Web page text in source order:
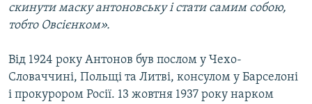
скинути маску антоновську і стати самим собою,
тобто Овсієнком».
Від 1924 року Антонов був послом у Чехо-
Словаччині, Польщі та Литві, консулом у Барселоні
і прокурором Росії. 13 жовтня 1937 року нарком